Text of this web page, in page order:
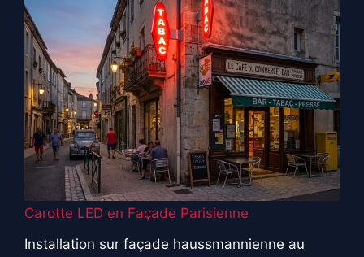
Carotte LED en Façade Parisienne
Installation sur façade haussmannienne au